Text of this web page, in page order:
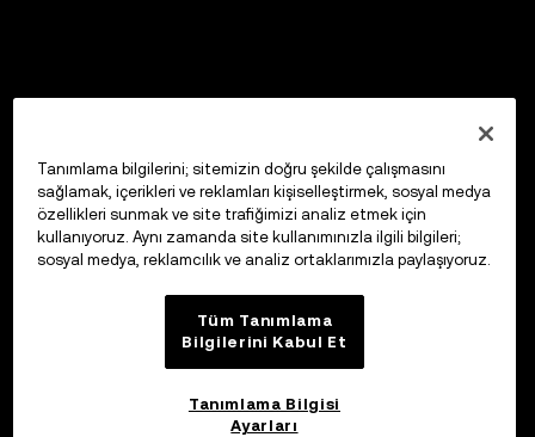
Tanımlama bilgilerini; sitemizin doğru şekilde çalışmasını
sağlamak, içerikleri ve reklamları kişiselleştirmek, sosyal medya
özellikleri sunmak ve site trafiğimizi analiz etmek için
kullanıyoruz. Aynı zamanda site kullanımınızla ilgili bilgileri;
sosyal medya, reklamcılık ve analiz ortaklarımızla paylaşıyoruz.
Tüm Tanımlama
Bilgilerini Kabul Et
Tanımlama Bilgisi
Ayarları